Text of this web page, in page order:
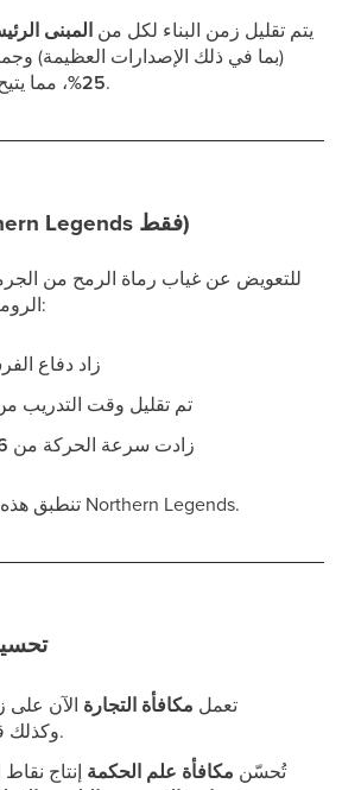
يتم تقليل زمن البناء لكل من المبنى
(بما في ذلك الإصدارات العظيمة)
25%، مما يتيح تطويرًا اقتصاديًا أسرع.
روما لا تُقهر (Northern Legends فقط)
للتعويض عن غياب رماة الرمح من
الرومان على تعزيزات كبيرة:
زاد دفاع
تم تقليل وقت التدريب
زادت سرعة الحركة من 6 → 7
تنطبق على Northern Legends.
تعمل مكافأة التجارة الآن على
وكذلك قدرتهم الاستيعابية.
تُحسّن مكافأة علم الحكمة إنتاج